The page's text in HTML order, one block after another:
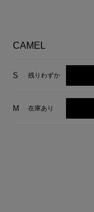
CAMEL
S 残りわずか
M 在庫あり